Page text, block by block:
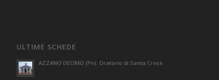
ULTIME SCHEDE
AZZANO DECIMO (Pn). Oratorio di Santa Croce.